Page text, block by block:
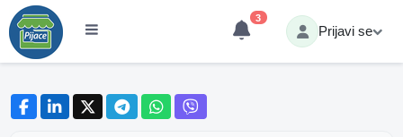
3
Prijavi se